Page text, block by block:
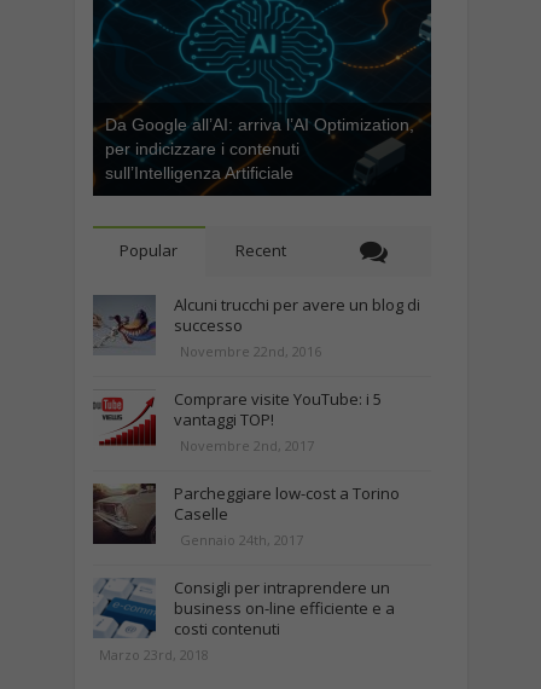
Da Google all’AI: arriva l’AI Optimization,
per indicizzare i contenuti
sull’Intelligenza Artificiale
Popular Recent
Alcuni trucchi per avere un blog di
successo
Novembre 22nd, 2016
Comprare visite YouTube: i 5
vantaggi TOP!
Novembre 2nd, 2017
Parcheggiare low-cost a Torino
Caselle
Gennaio 24th, 2017
Consigli per intraprendere un
business on-line efficiente e a
costi contenuti
Marzo 23rd, 2018